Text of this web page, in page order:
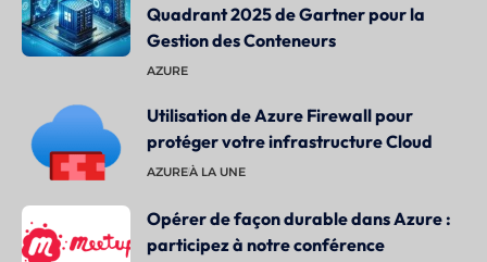
Quadrant 2025 de Gartner pour la
Gestion des Conteneurs
AZURE
Utilisation de Azure Firewall pour
protéger votre infrastructure Cloud
AZUREÀ LA UNE
Opérer de façon durable dans Azure :
participez à notre conférence